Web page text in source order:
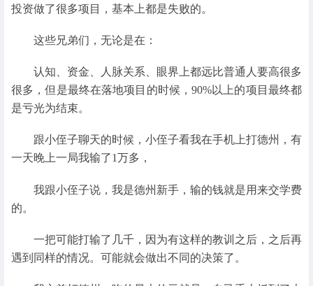
投资做了很多项目，基本上都是失败的。
这些兄弟们，无论是在：
认知、资金、人脉关系、眼界上都远比普通人要高很多
很多，但是最终在落地项目的时候，90%以上的项目最终都
是亏光为结束。
跟小侄子聊天的时候，小侄子看我在手机上打德州，有
一天晚上一局我输了1万多，
我跟小侄子说，我是德州新手，输的钱就是用来交学费
的。
一把可能打输了几千，因为有这样的教训之后，之后再
遇到同样的情况。可能就会做出不同的决策了。